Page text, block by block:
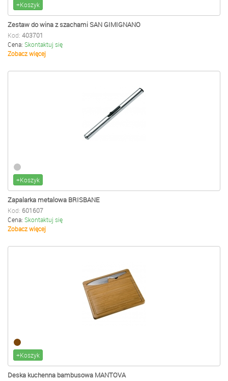
+Koszyk
Zestaw do wina z szachami SAN GIMIGNANO
Kod: 403701
Cena: Skontaktuj się
Zobacz więcej
+Koszyk
Zapalarka metalowa BRISBANE
Kod: 601607
Cena: Skontaktuj się
Zobacz więcej
+Koszyk
Deska kuchenna bambusowa MANTOVA